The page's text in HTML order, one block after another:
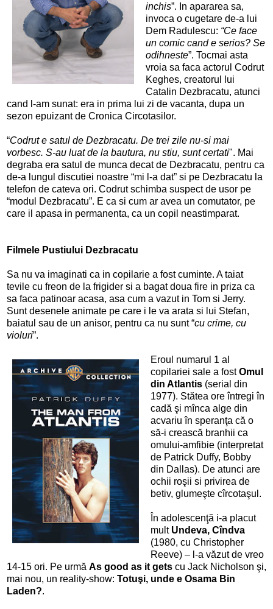
inchis”. In apararea sa,
invoca o cugetare de-a lui
Dem Radulescu: “Ce face
un comic cand e serios? Se
odihneste”. Tocmai asta
vroia sa faca actorul Codrut
Keghes, creatorul lui
Catalin Dezbracatu, atunci
cand l-am sunat: era in prima lui zi de vacanta, dupa un
sezon epuizant de Cronica Circotasilor.
“Codrut e satul de Dezbracatu. De trei zile nu-si mai
vorbesc. S-au luat de la bautura, nu stiu, sunt certati". Mai
degraba era satul de munca decat de Dezbracatu, pentru ca
de-a lungul discutiei noastre “mi l-a dat” si pe Dezbracatu la
telefon de cateva ori. Codrut schimba suspect de usor pe
“modul Dezbracatu”. E ca si cum ar avea un comutator, pe
care il apasa in permanenta, ca un copil neastimparat.
Filmele Pustiului Dezbracatu
Sa nu va imaginati ca in copilarie a fost cuminte. A taiat
tevile cu freon de la frigider si a bagat doua fire in priza ca
sa faca patinoar acasa, asa cum a vazut in Tom si Jerry.
Sunt desenele animate pe care i le va arata si lui Stefan,
baiatul sau de un anisor, pentru ca nu sunt “cu crime, cu
violuri”.
Eroul numarul 1 al
copilariei sale a fostOmul
din Atlantis (serial din
1977). Stătea ore întregi în
cadă şi mînca alge din
acvariu în speranţa că o
să-i crească branhii ca
omului-amfibie (interpretat
de Patrick Duffy, Bobby
din Dallas). De atunci are
ochii roşii si privirea de
betiv, glumeşte cîrcotaşul.
În adolescenţă i-a placut
multUndeva, Cîndva
(1980, cu Christopher
Reeve) – l-a văzut de vreo
14-15 ori. Pe urmă As good as it gets cu Jack Nicholson şi,
mai nou, un reality-show: Totuşi, unde e Osama Bin
Laden?.